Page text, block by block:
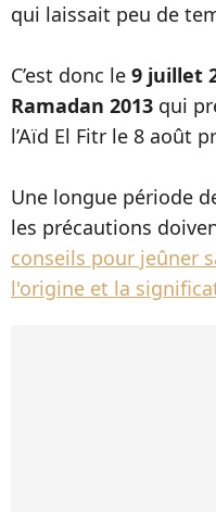
qui laissait peu de
C’est donc le 9 juillet
Ramadan 2013 qui
l’Aïd El Fitr le 8 août
Une longue période
les précautions
conseils pour jeûner
l'origine et la